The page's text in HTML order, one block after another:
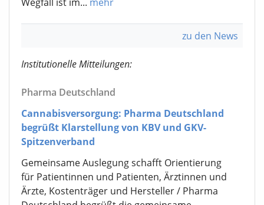
Wegfall ist im... mehr
zu den News
Institutionelle Mitteilungen:
Pharma Deutschland
Cannabisversorgung: Pharma Deutschland
begrüßt Klarstellung von KBV und GKV-
Spitzenverband
Gemeinsame Auslegung schafft Orientierung
für Patientinnen und Patienten, Ärztinnen und
Ärzte, Kostenträger und Hersteller / Pharma